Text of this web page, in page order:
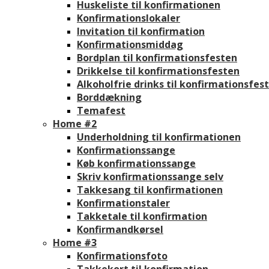
Huskeliste til konfirmationen
Konfirmationslokaler
Invitation til konfirmation
Konfirmationsmiddag
Bordplan til konfirmationsfesten
Drikkelse til konfirmationsfesten
Alkoholfrie drinks til
Borddækning
Temafest
Home #2
Underholdning til konfirmationen
Konfirmationssange
Køb konfirmationssange
Skriv konfirmationssange selv
Takkesang til konfirmationen
Konfirmationstaler
Takketale til konfirmation
Konfirmandkørsel
Home #3
Konfirmationsfoto